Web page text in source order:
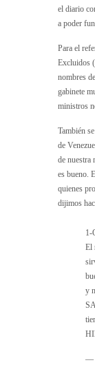
el diario
a poder
Para el
Excluidos
nombres
gabinete
ministros
También
de
de nuestra
es bueno.
quienes
dijimos
1-
El
y
—